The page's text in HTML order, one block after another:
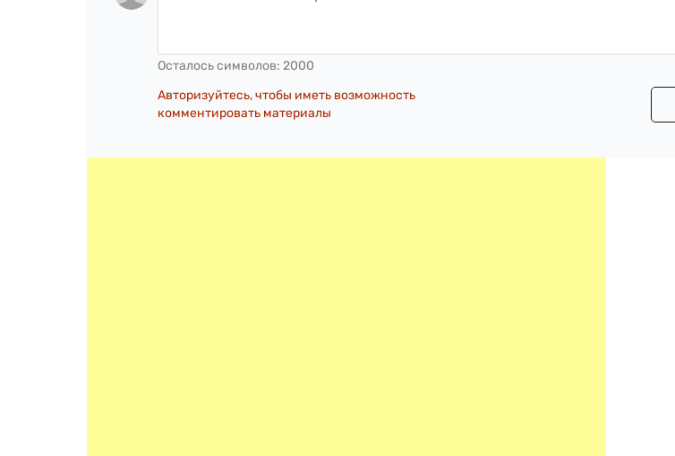
Осталось символов: 2000
Авторизуйтесь, чтобы иметь возможность
комментировать материалы